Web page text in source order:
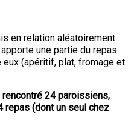
en relation aléatoirement.
une partie du repas
eux (apéritif, plat, fromage et
24 paroissiens,
repas (dont un seul chez